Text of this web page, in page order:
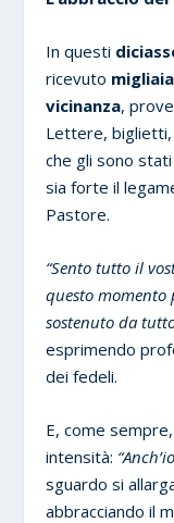
In questi
ricevuto
vicinanza,
Lettere, biglietti,
che gli sono
sia forte il
Pastore.
“Sento tutto il
questo momento
sostenuto da
esprimendo
dei fedeli.
E, come
intensità:
sguardo si
abbracciando il